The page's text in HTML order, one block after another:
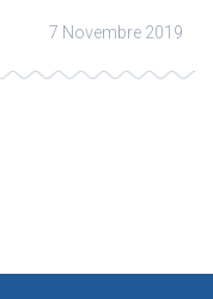
7 Novembre 2019